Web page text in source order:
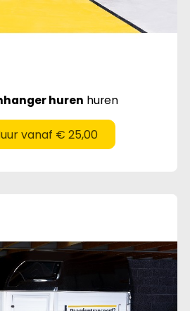
huren huren
vanaf € 25,00